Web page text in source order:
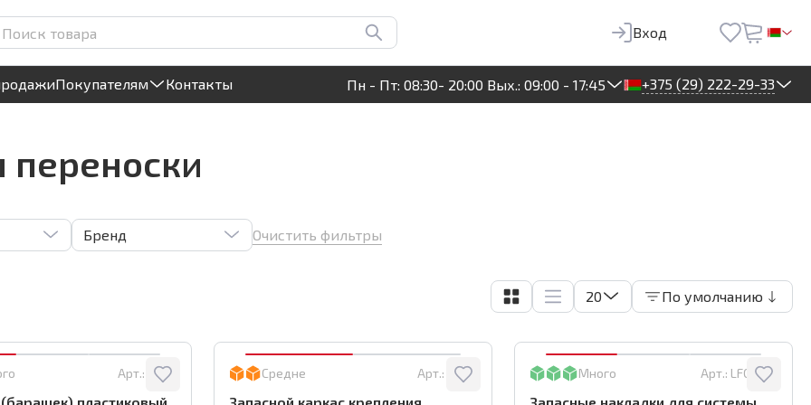
Круглосуточный! Прием заявок на сайте
Вход
Покупателям Контакты Пн - Пт: 08:30- 20:00 Вых.: 09:00 - 17:45 +375 (29) 222-29-33
переноски
Бренд Очистить фильтры
20 По умолчанию
Арт.: 3603 Средне Арт.: 4054 Много Арт.: LFCS-RS